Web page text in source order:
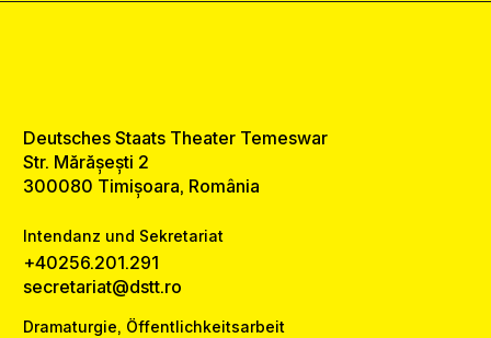
Deutsches Staats Theater Temeswar
Str. Mărășești 2
300080 Timișoara, România
Intendanz und Sekretariat
+40256.201.291
secretariat@dstt.ro
Dramaturgie, Öffentlichkeitsarbeit